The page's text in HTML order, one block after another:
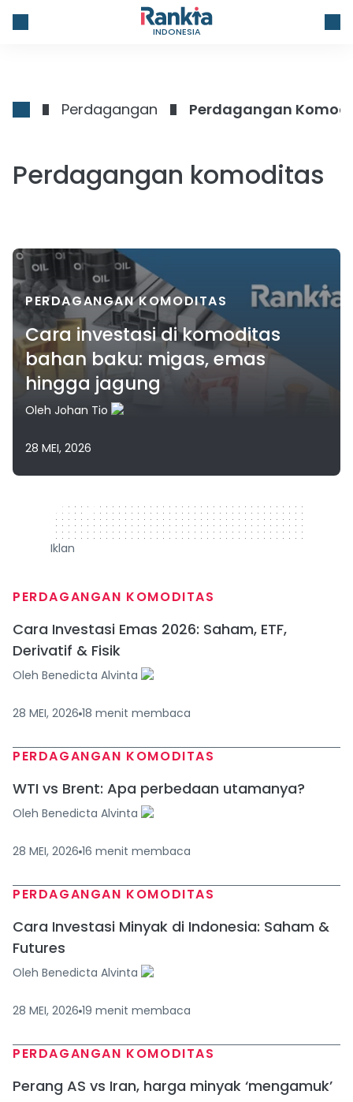
INDONESIA
Perdagangan Perdagangan
Perdagangan komoditas
PERDAGANGAN KOMODITAS
Cara investasi di komoditas
bahan baku: migas, emas
hingga jagung
Oleh Johan Tio
28 MEI, 2026
320 x 50
Iklan
PERDAGANGAN KOMODITAS
Cara Investasi Emas 2026: Saham, ETF,
Derivatif & Fisik
Oleh Benedicta Alvinta
28 MEI, 2026 18 menit membaca
PERDAGANGAN KOMODITAS
WTI vs Brent: Apa perbedaan utamanya?
Oleh Benedicta Alvinta
28 MEI, 2026 16 menit membaca
PERDAGANGAN KOMODITAS
Cara Investasi Minyak di Indonesia: Saham &
Futures
Oleh Benedicta Alvinta
28 MEI, 2026 19 menit membaca
PERDAGANGAN KOMODITAS
Perang AS vs Iran, harga minyak ‘mengamuk’